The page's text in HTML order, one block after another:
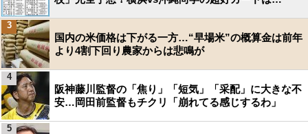
国内の米価格は下がる一方…“早場米”の概算金は前年
より4割下回り農家からは悲鳴が
3
阪神藤川監督の「焦り」「短気」「采配」に大きな不
安…岡田前監督もチクリ「崩れてる感じするわ」
4
5